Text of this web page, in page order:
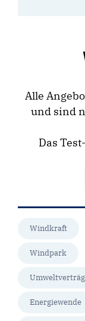
Alle
und sind
Das
Windkraft
Windpark
Energiewende